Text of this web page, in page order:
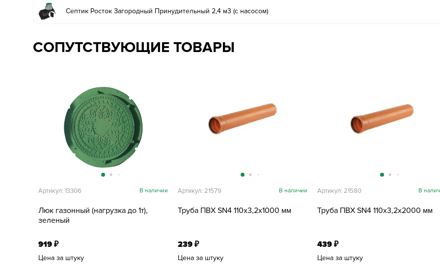
Септик Росток Загородный Принудительный 2,4 м3 (с насосом)
СОПУТСТВУЮЩИЕ ТОВАРЫ
Люк газонный (нагрузка до 1т),
зеленый
Артикул: 13306 В наличии
919₽
Цена за штуку
Труба ПВХ SN4 110х3,2х1000 мм
Артикул: 21579 В наличии
239₽
Цена за штуку
Труба ПВХ SN4 110х3,2х2000 мм
Артикул: 21580 В
439₽
Цена за штуку